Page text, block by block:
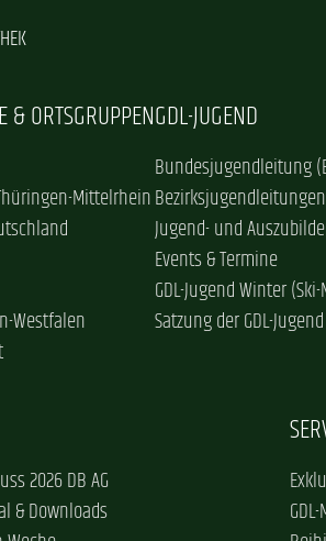
& ORTSGRUPPEN
Mittelrhein
Westfalen
GDL-JUGEND
Bundesjugendleitung
Bezirksjugendleitungen
Jugend- und
Events & Termine
GDL-Jugend Winter
Satzung der GDL-Jugend
2026 DB AG
& Downloads